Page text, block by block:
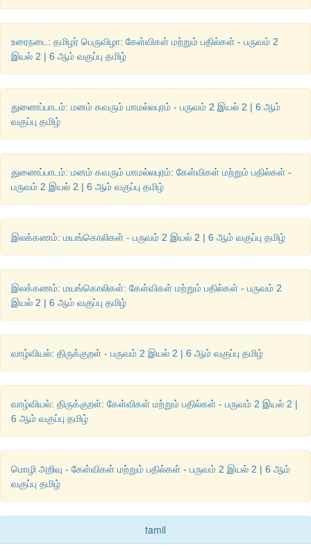
(iii)செங்கல் : மரம்,சுதை,தந்தம்,மெழுகு.
ஒன்று சிற்பக்கலை
விடை
கலைகளின் பெயர்கள் : ஓவியக்கலை,நடனக்கலை,நாடகக் கலை
கட்டடக்கலை, .கவிதைக்கலை,ஒப்பனைக்கலை,
இவை போன்ற அறுபத்து நான்கு கலைகள் உள்ளன.
உரைநடை: தமிழர் பெருவிழா: கேள்விகள் மற்றும் பதில்கள் - பருவம் 2
இயல் 2 | 6 ஆம் வகுப்பு தமிழ்
துணைப்பாடம்: மனம் கவரும் மாமல்லபுரம் - பருவம் 2 இயல் 2 | 6 ஆம்
வகுப்பு தமிழ்
துணைப்பாடம்: மனம் கவரும் மாமல்லபுரம்: கேள்விகள் மற்றும் பதில்கள் -
பருவம் 2 இயல் 2 | 6 ஆம் வகுப்பு தமிழ்
இலக்கணம்: மயங்கொலிகள் - பருவம் 2 இயல் 2 | 6 ஆம் வகுப்பு தமிழ்
இலக்கணம்: மயங்கொலிகள்: கேள்விகள் மற்றும் பதில்கள் - பருவம் 2
இயல் 2 | 6 ஆம் வகுப்பு தமிழ்
வாழ்வியல்: திருக்குறள் - பருவம் 2 இயல் 2 | 6 ஆம் வகுப்பு தமிழ்
வாழ்வியல்: திருக்குறள்: கேள்விகள் மற்றும் பதில்கள் - பருவம் 2 இயல் 2 |
6 ஆம் வகுப்பு தமிழ்
மொழி அறிவு - கேள்விகள் மற்றும் பதில்கள் - பருவம் 2 இயல் 2 | 6 ஆம்
வகுப்பு தமிழ்
tamil